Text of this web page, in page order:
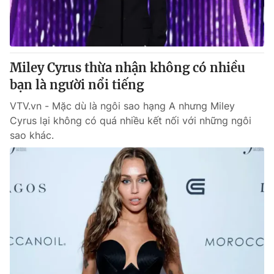
Thị trường 24h Tấm lòng Việt
VTV4 Vươn mình bằng AI
VTV9 VTV8
Liên hệ tòa soạn English
Cơ quan chủ quản:Đài Truyền hình Việt Nam
Thời báo VTV
Miley Cyrus thừa nhận không có nhiều
bạn là người nổi tiếng
VTV.vn - Mặc dù là ngôi sao hạng A nhưng Miley
Cyrus lại không có quá nhiều kết nối với những ngôi
sao khác.